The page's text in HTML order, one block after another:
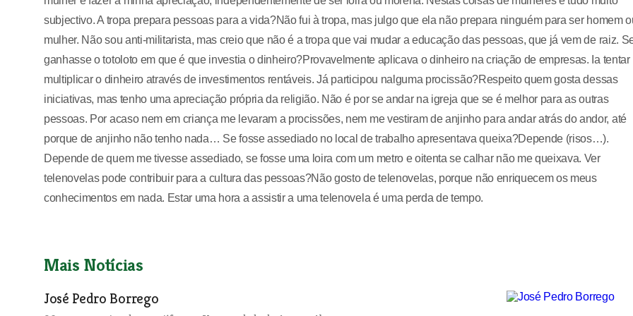
subjectivo. A tropa prepara pessoas para a vida?Não fui à tropa, mas julgo que ela não prepara ninguém para ser homem
mulher. Não sou anti-militarista, mas creio que não é a tropa que vai mudar a educação das pessoas, que já vem de raiz.
ganhasse o totoloto em que é que investia o dinheiro?Provavelmente aplicava o dinheiro na criação de empresas. Ia tentar
multiplicar o dinheiro através de investimentos rentáveis. Já participou nalguma procissão?Respeito quem gosta dessas
iniciativas, mas tenho uma apreciação própria da religião. Não é por se andar na igreja que se é melhor para as outras
pessoas. Por acaso nem em criança me levaram a procissões, nem me vestiram de anjinho para andar atrás do andor, até
porque de anjinho não tenho nada… Se fosse assediado no local de trabalho apresentava queixa?Depende (risos…).
Depende de quem me tivesse assediado, se fosse uma loira com um metro e oitenta se calhar não me queixava. Ver
telenovelas pode contribuir para a cultura das pessoas?Não gosto de telenovelas, porque não enriquecem os meus
conhecimentos em nada. Estar uma hora a assistir a uma telenovela é uma perda de tempo.
Mais Notícias
José Pedro Borrego